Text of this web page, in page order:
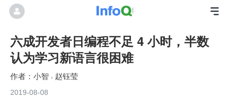
六成开发者日编程不足 4 小时，半数
认为学习新语言很困难
小智 赵钰莹
2019-08-08